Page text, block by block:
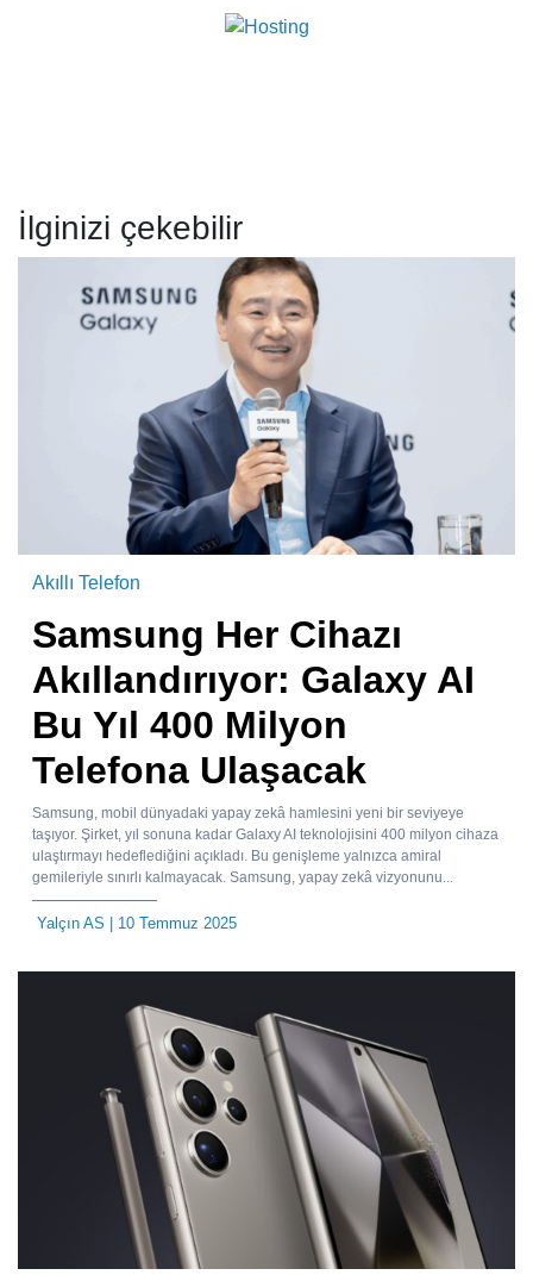
İlginizi çekebilir
Akıllı Telefon
Samsung Her Cihazı
Akıllandırıyor: Galaxy AI
Bu Yıl 400 Milyon
Telefona Ulaşacak
Samsung, mobil dünyadaki yapay zekâ hamlesini yeni bir seviyeye
taşıyor. Şirket, yıl sonuna kadar Galaxy AI teknolojisini 400 milyon cihaza
ulaştırmayı hedeflediğini açıkladı. Bu genişleme yalnızca amiral
gemileriyle sınırlı kalmayacak. Samsung, yapay zekâ vizyonunu...
Yalçın AS | 10 Temmuz 2025